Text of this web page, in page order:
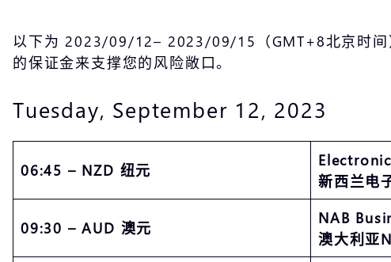
以下为 2023/09/12– 2023/09/15（GMT+8北京时间
的保证金来支撑您的风险敞口。
Tuesday, September 12, 2023
06:45 – NZD 纽元
新西兰电
09:30 – AUD 澳元
NAB
澳大利亚